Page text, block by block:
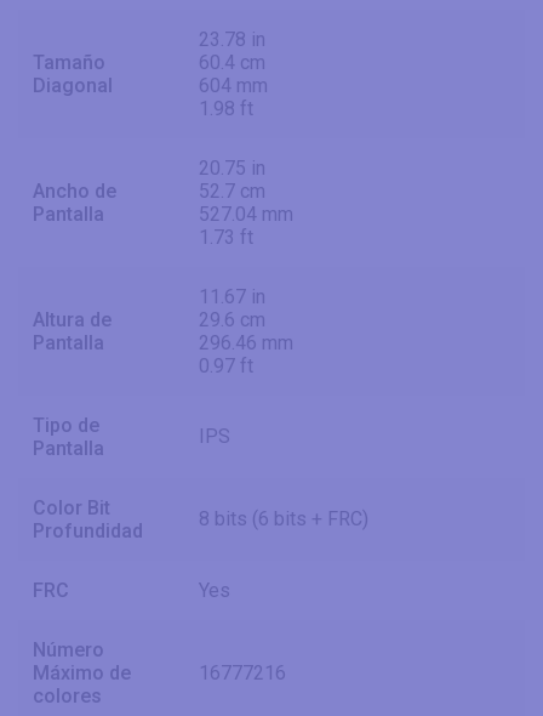
Tamaño
Diagonal
23.78 in
60.4 cm
604 mm
1.98 ft
Ancho de
Pantalla
20.75 in
52.7 cm
527.04 mm
1.73 ft
Altura de
Pantalla
11.67 in
29.6 cm
296.46 mm
0.97 ft
Tipo de
Pantalla
IPS
Color Bit
Profundidad
8 bits (6 bits + FRC)
FRC Yes
Número
Máximo de
colores
16777216